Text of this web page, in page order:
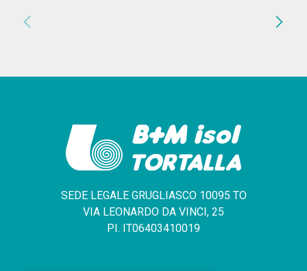
chevron_left chevron_right
SEDE LEGALE GRUGLIASCO 10095 TO
VIA LEONARDO DA VINCI, 25
PI. IT06403410019